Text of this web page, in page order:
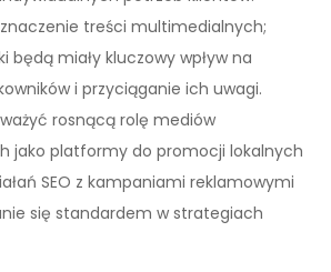
znaczenie treści multimedialnych;
będą miały kluczowy wpływ na
i przyciąganie ich uwagi.
rosnącą rolę mediów
jako platformy do promocji lokalnych
SEO z kampaniami reklamowymi
się standardem w strategiach